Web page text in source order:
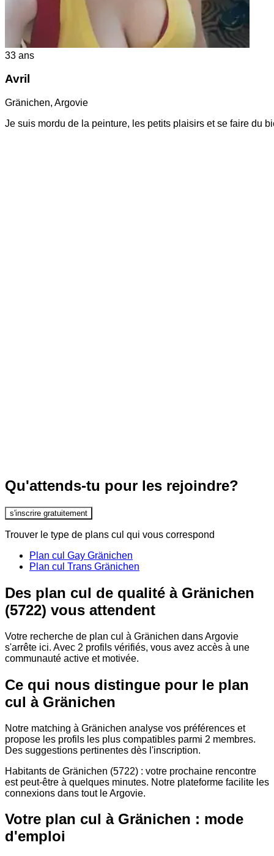
33 ans
Avril
Gränichen, Argovie
Je suis mordu de la peinture, les petits plaisirs et se faire du
Qu'attends-tu pour les rejoindre?
s'inscrire gratuitement
Trouver le type de plans cul qui vous correspond
Plan cul Gay Gränichen
Plan cul Trans Gränichen
Des plan cul de qualité à Gränichen
(5722) vous attendent
Votre recherche de plan cul à Gränichen dans Argovie
s'arrête ici. Avec 2 profils vérifiés, vous avez accès à une
communauté active et motivée.
Ce qui nous distingue pour le plan
cul à Gränichen
Notre matching à Gränichen analyse vos préférences et
propose les profils les plus compatibles parmi 2 membres.
Des suggestions pertinentes dès l'inscription.
Habitants de Gränichen (5722) : votre prochaine rencontre
est peut-être à quelques minutes. Notre plateforme facilite les
connexions dans tout le Argovie.
Votre plan cul à Gränichen : mode
d'emploi